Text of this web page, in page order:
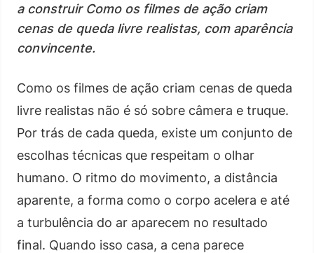
a construir Como os filmes de ação criam
cenas de queda livre realistas, com aparência
convincente.
Como os filmes de ação criam cenas de queda
livre realistas não é só sobre câmera e truque.
Por trás de cada queda, existe um conjunto de
escolhas técnicas que respeitam o olhar
humano. O ritmo do movimento, a distância
aparente, a forma como o corpo acelera e até
a turbulência do ar aparecem no resultado
final. Quando isso casa, a cena parece